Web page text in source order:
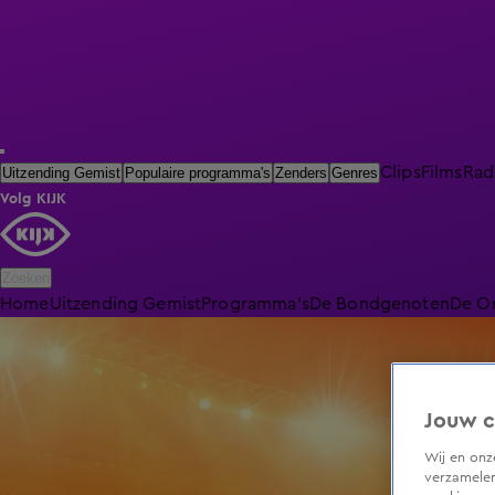
Uitzending Gemist Populaire programma's Zenders Genres ClipsFilms
Volg KIJK
HomeUitzending GemistProgramma'sDe BondgenotenDe
Jouw
Wij en